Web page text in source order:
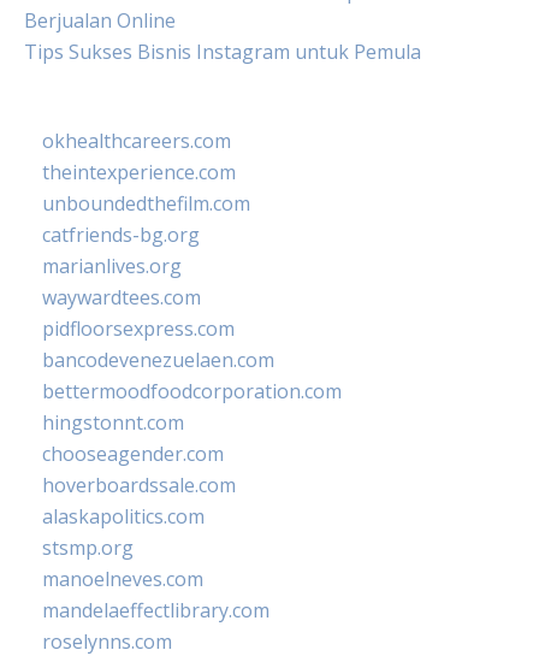
Berjualan Online
Tips Sukses Bisnis Instagram untuk Pemula
okhealthcareers.com
theintexperience.com
unboundedthefilm.com
catfriends-bg.org
marianlives.org
waywardtees.com
pidfloorsexpress.com
bancodevenezuelaen.com
bettermoodfoodcorporation.com
hingstonnt.com
chooseagender.com
hoverboardssale.com
alaskapolitics.com
stsmp.org
manoelneves.com
mandelaeffectlibrary.com
roselynns.com